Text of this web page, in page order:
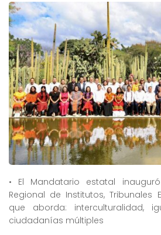
• El Mandatario estatal
Regional de Institutos, Tribunales
que aborda: interculturalidad,
ciudadanías múltiples